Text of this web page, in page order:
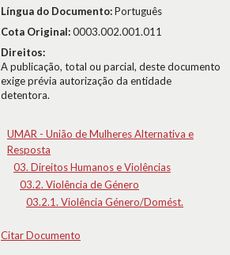
Língua do Documento:Português
Cota Original:0003.002.001.011
Direitos:
A publicação, total ou parcial, deste documento
exige prévia autorização da entidade
detentora.
UMAR - União de Mulheres Alternativa e
Resposta
03. Direitos Humanos e Violências
03.2. Violência de Género
03.2.1. Violência Género/Domést.
Citar Documento